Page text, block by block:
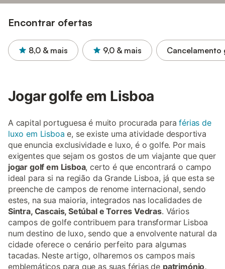
Encontrar ofertas
8,0 & mais 9,0 & mais Cancelamento
Jogar golfe em Lisboa
A capital portuguesa é muito procurada paraférias de
luxo em Lisboa e, se existe uma atividade desportiva
que enuncia exclusividade e luxo, é o golfe. Por mais
exigentes que sejam os gostos de um viajante que quer
jogar golf em Lisboa, certo é que encontrará o campo
ideal para si na região da Grande Lisboa, já que esta se
preenche de campos de renome internacional, sendo
estes, na sua maioria, integrados nas localidades de
Sintra, Cascais, Setúbal e Torres Vedras. Vários
campos de golfe contribuem para transformar Lisboa
num destino de luxo, sendo que a envolvente natural da
cidade oferece o cenário perfeito para algumas
tacadas. Neste artigo, olharemos os campos mais
emblemáticos para que as suas férias de património,